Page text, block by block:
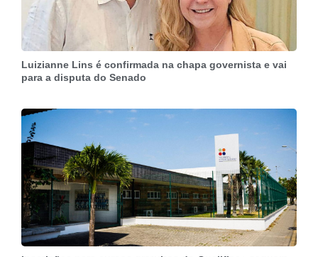
Luizianne Lins é confirmada na chapa governista e vai
para a disputa do Senado